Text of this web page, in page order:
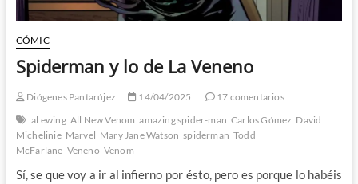
CÓMIC
Spiderman y lo de La Veneno
Diógenes Pantarújez 14/04/2025
17 comentarios
al ewing All New Venom amazing spider-man Carlos Gómez David
Michelinie Marvel Mary Jane Watson spiderman Todd
McFarlane Veneno Venom
Sí, se que voy a ir al infierno por ésto, pero es porque lo habéis